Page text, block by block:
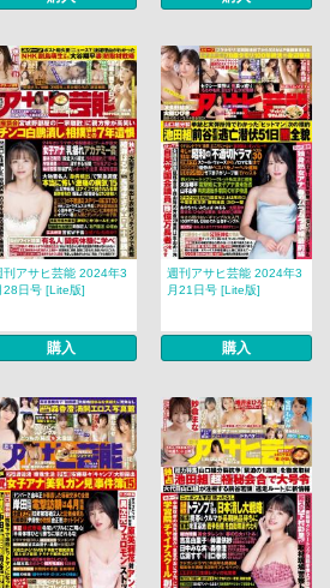
刊アサヒ芸能 2024年3
28日号 [Lite版]
購入
週刊アサヒ芸能 2024年3
月21日号 [Lite版]
購入